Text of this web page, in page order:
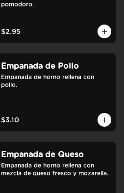
pomodoro.
$2.95
Empanada de Pollo
Empanada de horno rellena con
pollo.
$3.10
Empanada de Queso
Empanada de horno rellena con
mezcla de queso fresco y mozarella.